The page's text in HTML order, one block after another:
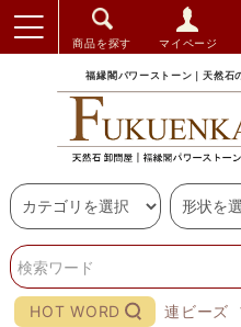
商品を探す マイページ
福縁閣パワーストーン｜天然石
HOT WORD 連ビーズ